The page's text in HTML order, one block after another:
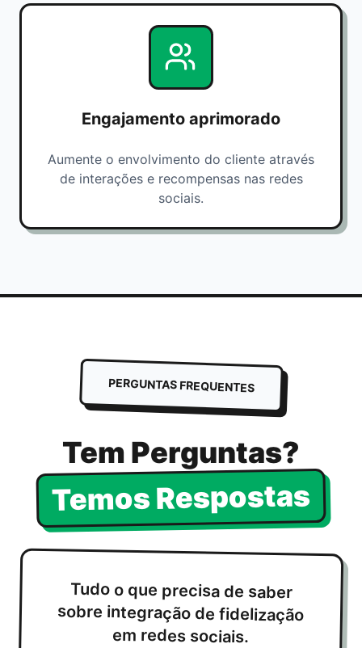
Engajamento aprimorado
Aumente o envolvimento do cliente através
de interações e recompensas nas redes
sociais.
PERGUNTAS FREQUENTES
Tem Perguntas?
Temos Respostas
Tudo o que precisa de saber
sobre integração de fidelização
em redes sociais.